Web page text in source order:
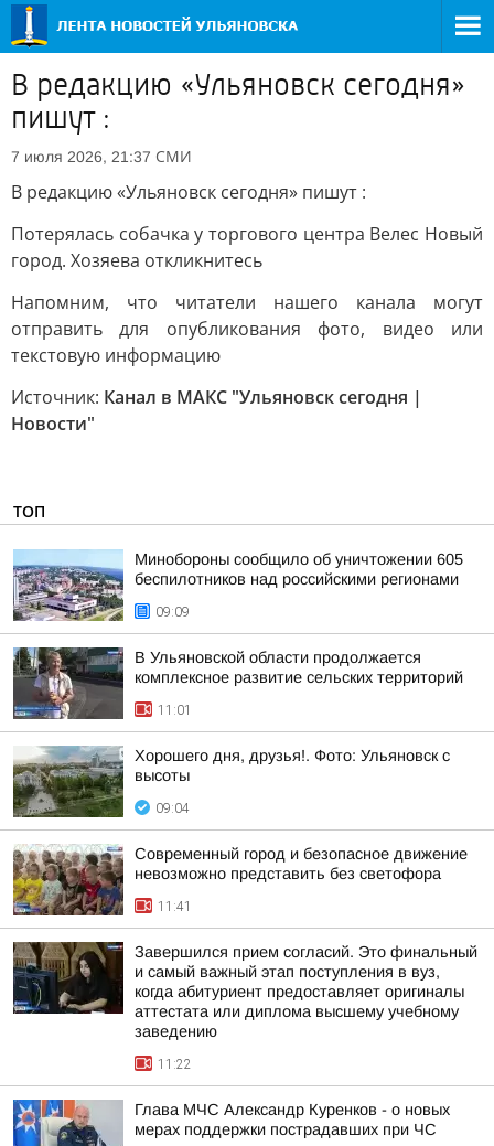
В редакцию «Ульяновск сегодня»
пишут :
7 июля 2026, 21:37 СМИ
В редакцию «Ульяновск сегодня» пишут :
Потерялась собачка у торгового центра Велес Новый
город. Хозяева откликнитесь
Напомним, что читатели нашего канала могут
отправить для опубликования фото, видео или
текстовую информацию
Источник: Канал в МАКС "Ульяновск сегодня |
Новости"
ТОП
Минобороны сообщило об уничтожении 605
беспилотников над российскими регионами
09:09
В Ульяновской области продолжается
комплексное развитие сельских территорий
11:01
Хорошего дня, друзья!. Фото: Ульяновск с
высоты
09:04
Современный город и безопасное движение
невозможно представить без светофора
11:41
Завершился прием согласий. Это финальный
и самый важный этап поступления в вуз,
когда абитуриент предоставляет оригиналы
аттестата или диплома высшему учебному
заведению
11:22
Глава МЧС Александр Куренков - о новых
мерах поддержки пострадавших при ЧС